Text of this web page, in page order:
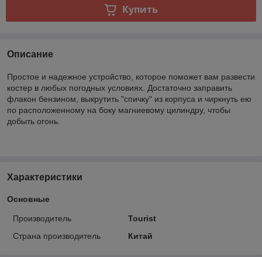
Купить
Описание
Простое и надежное устройство, которое поможет вам развести
костер в любых погодных условиях. Достаточно заправить
флакон бензином, выкрутить "спичку" из корпуса и чиркнуть ею
по расположенному на боку магниевому цилиндру, чтобы
добыть огонь.
Характеристики
Основные
Производитель
Tourist
Страна производитель
Китай